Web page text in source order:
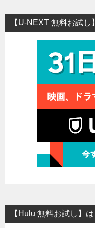
【U-NEXT 無料お試
【Hulu 無料お試し】